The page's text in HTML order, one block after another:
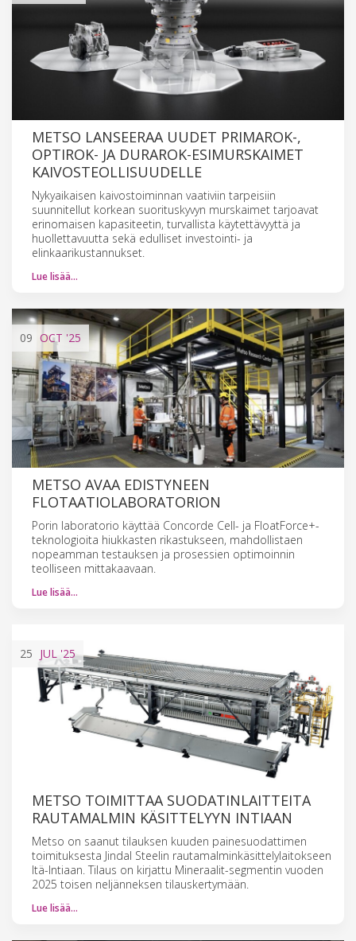
METSO LANSEERAA UUDET PRIMAROK-,
OPTIROK- JA DURAROK-ESIMURSKAIMET
KAIVOSTEOLLISUUDELLE
Nykyaikaisen kaivostoiminnan vaativiin tarpeisiin
suunnitellut korkean suorituskyvyn murskaimet tarjoavat
erinomaisen kapasiteetin, turvallista käytettävyyttä ja
huollettavuutta sekä edulliset investointi- ja
elinkaarikustannukset.
Lue lisää…
09 OCT '25
METSO AVAA EDISTYNEEN
FLOTAATIO­LABORATORION
Porin laboratorio käyttää Concorde Cell- ja FloatForce+-
teknologioita hiukkasten rikastukseen, mahdollistaen
nopeamman testauksen ja prosessien optimoinnin
teolliseen mittakaavaan.
Lue lisää…
25 JUL '25
METSO TOIMITTAA SUODATINLAITTEITA
RAUTAMALMIN KÄSITTELYYN INTIAAN
Metso on saanut tilauksen kuuden painesuodattimen
toimituksesta Jindal Steelin rautamalminkäsittelylaitokseen
Itä-Intiaan. Tilaus on kirjattu Mineraalit-segmentin vuoden
2025 toisen neljänneksen tilauskertymään.
Lue lisää…